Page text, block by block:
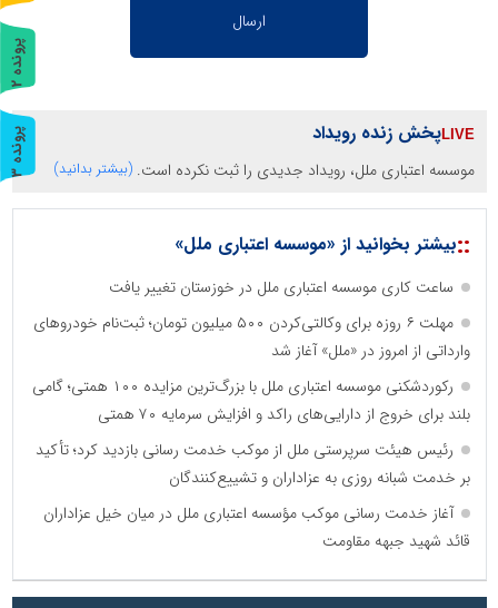
پخش زنده رویداد
موسسه اعتباری ملل، رویداد جدیدی را ثبت نکرده است. (بیشتر بدانید)
::بیشتر بخوانید از «موسسه اعتباری ملل»
ساعت کاری موسسه اعتباری ملل در خوزستان تغییر یافت
مهلت ۶ روزه برای وکالتی‌کردن ۵۰۰ میلیون تومان؛ ثبت‌نام خودروهای
وارداتی از امروز در «ملل» آغاز شد
رکوردشکنی موسسه اعتباری ملل با بزرگ‌ترین مزایده ۱۰۰ همتی؛ گامی
بلند برای خروج از دارایی‌های راکد و افزایش سرمایه ۷۰ همتی
رئیس هیئت سرپرستی ملل از موکب خدمت رسانی بازدید کرد؛ تأکید
بر خدمت شبانه روزی به عزاداران و تشییع‌کنندگان
آغاز خدمت رسانی موکب مؤسسه اعتباری ملل در میان خیل عزاداران
قائد شهید جبهه مقاومت
پ
ر
و
ن
د
ه
2
پ
ر
و
ن
د
ه
3